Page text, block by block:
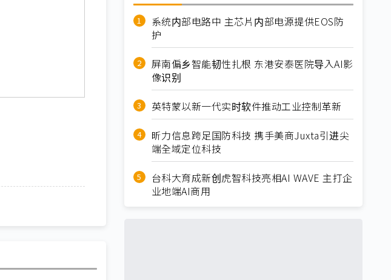
系统内部电路中 主芯片内部电源提供EOS防
护
屏南偏乡智能韧性扎根 东港安泰医院导入AI影
像识别
英特蒙以新一代实时软件推动工业控制革新
昕力信息跨足国防科技 携手美商Juxta引进尖
端全域定位科技
台科大育成新创虎智科技亮相AI WAVE 主打企
业地端AI商用